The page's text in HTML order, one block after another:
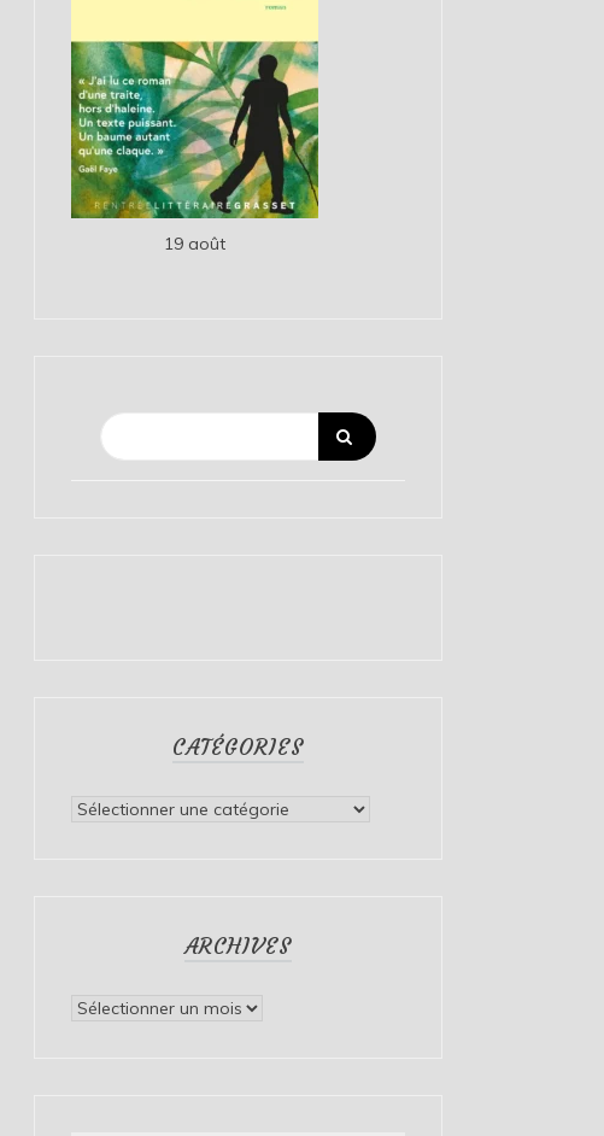
19 août
CATÉGORIES
Catégories
ARCHIVES
Archives